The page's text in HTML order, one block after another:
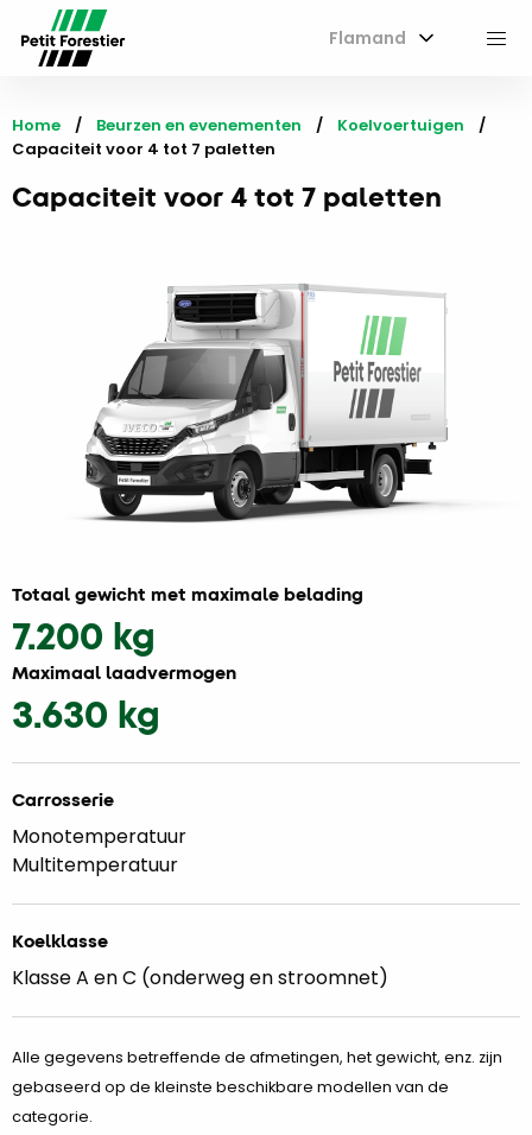
Flamand
Home Beurzen en evenementen
Koelvoertuigen
Current:
Capaciteit voor 4 tot 7 paletten
Capaciteit voor 4 tot 7 paletten
Totaal gewicht met maximale belading
7.200 kg
Maximaal laadvermogen
3.630 kg
Carrosserie
Monotemperatuur
Multitemperatuur
Koelklasse
Klasse A en C (onderweg en stroomnet)
Alle gegevens betreffende de afmetingen, het gewicht, enz. zijn
gebaseerd op de kleinste beschikbare modellen van de
categorie.